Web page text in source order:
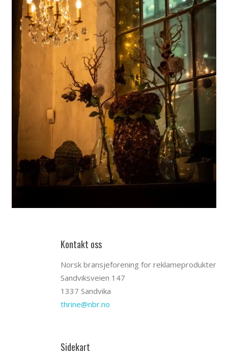
Kontakt oss
Norsk bransjeforening for reklameprodukter
Sandviksveien 147
1337 Sandvika
thrine@nbr.no
Sidekart